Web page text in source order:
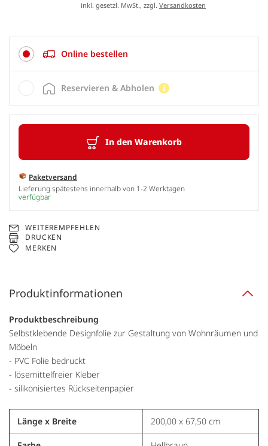
inkl. gesetzl. MwSt., zzgl. Versandkosten
Online bestellen
In den Warenkorb
Paketversand
Lieferung spätestens innerhalb von 1-2 Werktagen
verfügbar
Reservieren & Abholen
WEITEREMPFEHLEN
DRUCKEN
MERKEN
Produktinformationen
Produktbeschreibung
Selbstklebende Designfolie zur Gestaltung von Wohnräumen und
Möbeln
- PVC Folie bedruckt
- lösemittelfreier Kleber
- silikonisiertes Rückseitenpapier
Länge x Breite 200,00 x 67,50 cm